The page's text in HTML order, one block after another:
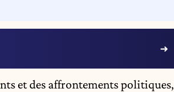
et des affrontements politiques,